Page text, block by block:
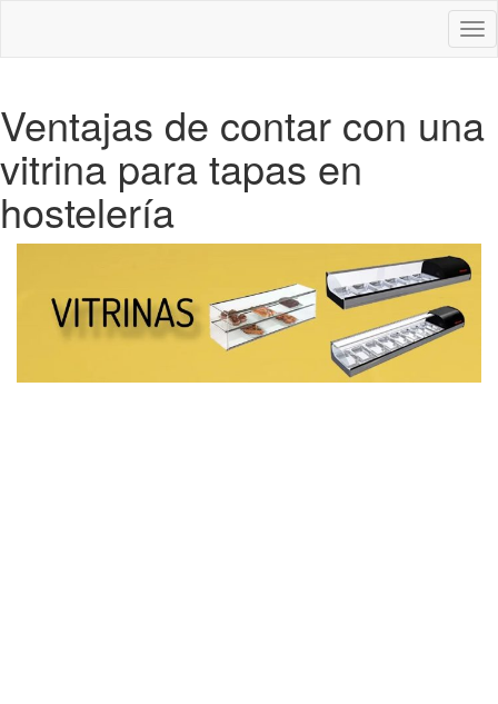
Ventajas de contar con una
vitrina para tapas en
hostelería